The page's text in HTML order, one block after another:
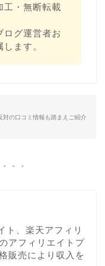
工・無断転載
ログ運営者お
ます。
対の口コミ情報も踏まえご紹介
ト、楽天アフィリ
アフィリエイトプ
販売により収入を